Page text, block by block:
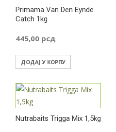
Primama Van Den Eynde
Catch 1kg
445,00 рсд
ДОДАЈ У КОРПУ
Nutrabaits Trigga Mix 1,5kg